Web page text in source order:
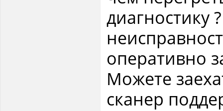
диагностику
оперативно
Можете
сканер